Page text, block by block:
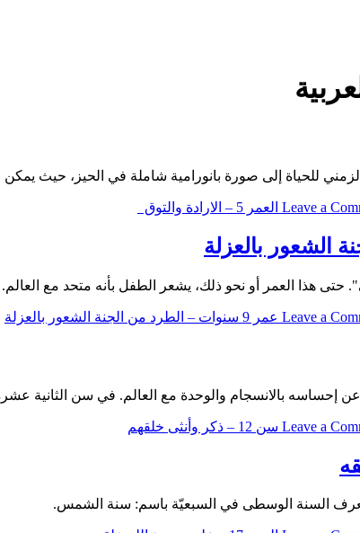
للحياة إلى صورة بانورامية شاملة في الحيز، حيث يمكن
Leave a
Leave a
إحساسه بالانسجام والوحدة مع العالم. في سن الثانية
Leave a
السنة الوسطى في السبعيّة باسم: سنة الشمس.